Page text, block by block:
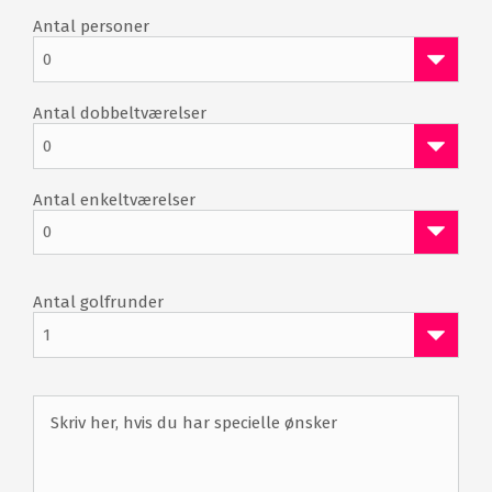
Antal personer
0
Antal dobbeltværelser
0
Antal enkeltværelser
0
Antal golfrunder
1